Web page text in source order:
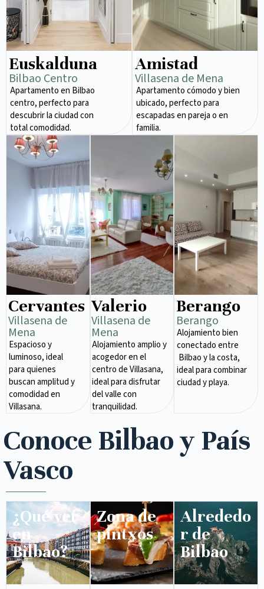
Euskalduna
Bilbao Centro
Apartamento en Bilbao
centro, perfecto para
descubrir la ciudad con
total comodidad.
Amistad
Villasena de Mena
Apartamento cómodo y bien
ubicado, perfecto para
escapadas en pareja o en
familia.
Cervantes
Villasena de
Mena​
Espacioso y
luminoso, ideal
para quienes
buscan amplitud y
comodidad en
Villasana.
Valerio
Villasena de
Mena​
Alojamiento amplio y
acogedor en el
centro de Villasana,
ideal para disfrutar
del valle con
tranquilidad.
Berango
Berango
Alojamiento bien
conectado entre
Bilbao y la costa,
ideal para combinar
ciudad y playa.
Conoce Bilbao y País
Vasco
¿Qué ver
en
Bilbao?
Zona de
pintxos​
Alrededo
r de
Bilbao